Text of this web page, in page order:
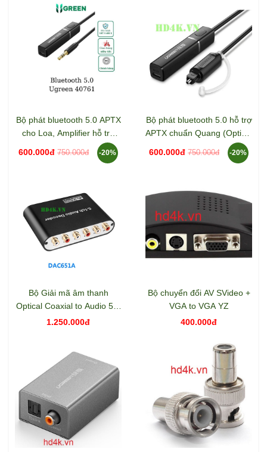
Bộ phát bluetooth 5.0 APTX
cho Loa, Amplifier hỗ trợ
jack 3.5mm Ugreen 40761
600.000đ 750.000đ -20%
Bộ phát bluetooth 5.0 hỗ trợ
APTX chuẩn Quang (Optical
600.000đ 750.000đ -20%
Bộ Giải mã âm thanh
Optical Coaxial to Audio 5.1
KTECH DAC651A
1.250.000đ
Bộ chuyển đổi AV SVideo +
VGA to VGA YZ
400.000đ